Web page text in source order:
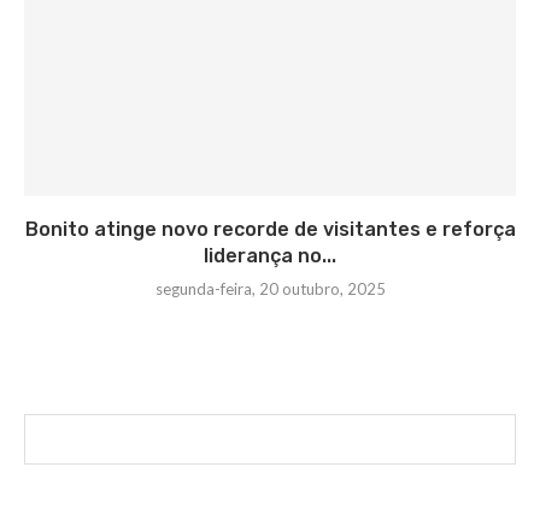
Bonito atinge novo recorde de visitantes e reforça
liderança no...
segunda-feira, 20 outubro, 2025